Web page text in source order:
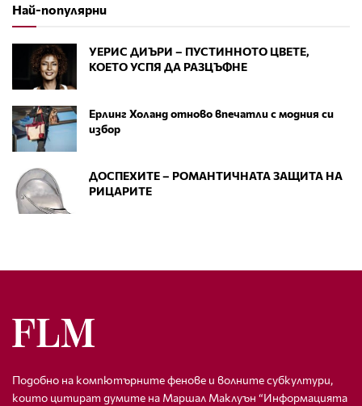
Най-популярни
УЕРИС ДИЪРИ – ПУСТИННОТО ЦВЕТЕ,
КОЕТО УСПЯ ДА РАЗЦЪФНЕ
Ерлинг Холанд отново впечатли с модния си
избор
ДОСПЕХИТЕ – РОМАНТИЧНАТА ЗАЩИТА НА
РИЦАРИТЕ
Подобно на компютърните фенове и волните субкултури,
които цитират думите на Маршал Маклуън “Информацията